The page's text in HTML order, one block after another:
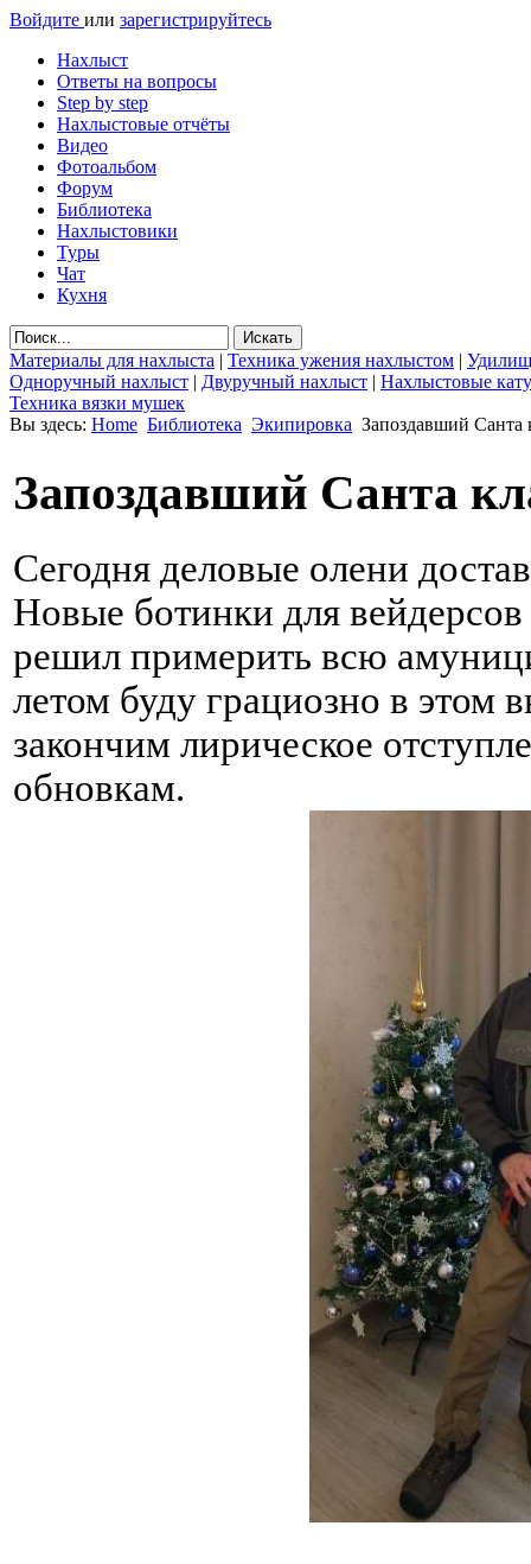
Войдите или зарегистрируйтесь
Нахлыст
Ответы на вопросы
Step by step
Нахлыстовые отчёты
Видео
Фотоальбом
Форум
Библиотека
Нахлыстовики
Туры
Чат
Кухня
Материалы для нахлыста | Техника ужения нахлыстом |
Одноручный нахлыст | Двуручный нахлыст | Нахлыстовые
Техника вязки мушек
Вы здесь: Home Библиотека Экипировка Запоздавший Санта
Запоздавший Санта
Сегодня деловые олени
Новые ботинки для
решил примерить всю
летом буду грациозно в этом
закончим лирическое
обновкам.